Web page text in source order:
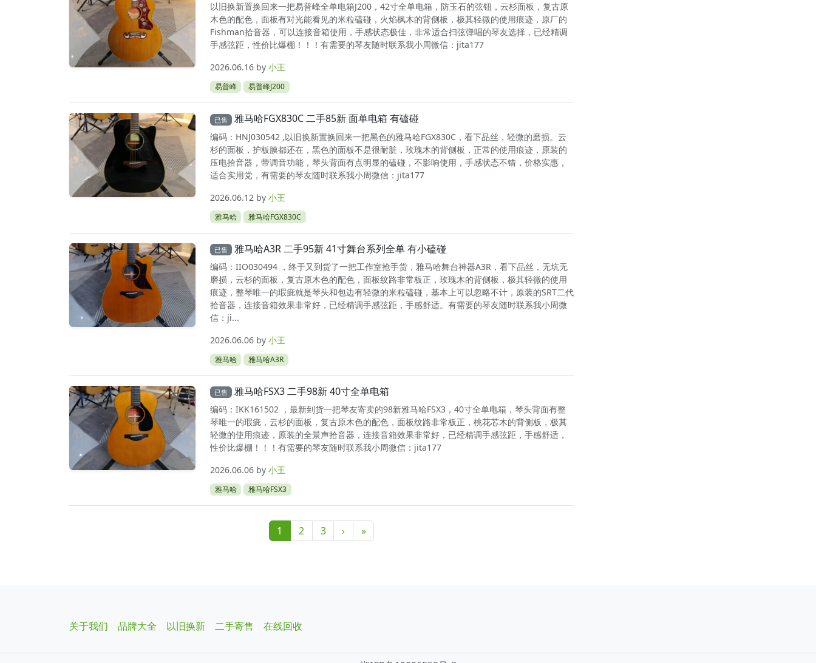
以旧换新置换回来一把易普峰全单电箱J200，42寸全单电箱，防玉石的弦钮，云杉面板，复古原
木色的配色，面板有对光能看见的米粒磕碰，火焰枫木的背侧板，极其轻微的使用痕迹，原厂的
Fishman拾音器，可以连接音箱使用，手感状态极佳，非常适合扫弦弹唱的琴友选择，已经精调
手感弦距，性价比爆棚！！！有需要的琴友随时联系我小周微信：jita177
2026.06.16by 小王
易普峰 易普峰J200
已售 雅马哈FGX830C 二手85新 面单电箱 有磕碰
编码：HNJ030542 ,以旧换新置换回来一把黑色的雅马哈FGX830C，看下品丝，轻微的磨损。云
杉的面板，护板膜都还在，黑色的面板不是很耐脏，玫瑰木的背侧板，正常的使用痕迹，原装的
压电拾音器，带调音功能，琴头背面有点明显的磕碰，不影响使用，手感状态不错，价格实惠，
适合实用党，有需要的琴友随时联系我小周微信：jita177
2026.06.12 by 小王
雅马哈 雅马哈FGX830C
已售 雅马哈A3R 二手95新 41寸舞台系列全单 有小磕碰
编码：IIO030494 ，终于又到货了一把工作室抢手货，雅马哈舞台神器A3R，看下品丝，无坑无
磨损，云杉的面板，复古原木色的配色，面板纹路非常板正，玫瑰木的背侧板，极其轻微的使用
痕迹，整琴唯一的瑕疵就是琴头和包边有轻微的米粒磕碰，基本上可以忽略不计，原装的SRT二代
拾音器，连接音箱效果非常好，已经精调手感弦距，手感舒适。有需要的琴友随时联系我小周微
信：ji...
2026.06.06by 小王
雅马哈 雅马哈A3R
已售 雅马哈FSX3 二手98新 40寸全单电箱
编码：IKK161502 ，最新到货一把琴友寄卖的98新雅马哈FSX3，40寸全单电箱，琴头背面有整
琴唯一的瑕疵，云杉的面板，复古原木色的配色，面板纹路非常板正，桃花芯木的背侧板，极其
轻微的使用痕迹，原装的全景声拾音器，连接音箱效果非常好，已经精调手感弦距，手感舒适，
性价比爆棚！！！有需要的琴友随时联系我小周微信：jita177
2026.06.06by 小王
雅马哈 雅马哈FSX3
Current Page
1 Page
2 Page
3 › »
关于我们 品牌大全 以旧换新 二手寄售 在线回收